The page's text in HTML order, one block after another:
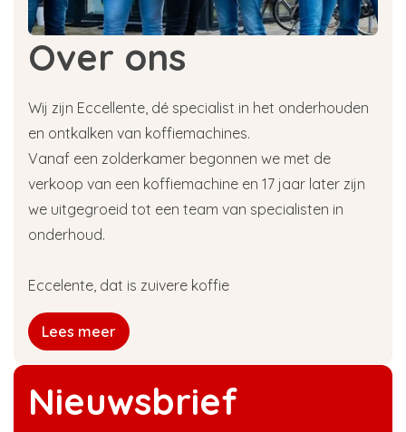
• Vermindert geur- en smaak verstorende
stoffen
• Verwijdert kalk uit het water
• Duurzaam
• Geschikt voor alle waterfilterkannen
Waarom heb je een Brita
waterfilter nodig?
espressomachine heeft vele voordelen. Een van
aanzienlijke hoeveelheid kalk uit het water
zuivert voordat het de machine bereikt.
Kalkafzetting is een veelvoorkomend probleem
bij het gebruik van water in apparaten zoals
espressomachines, en het kan de prestaties van
Nieuwsbrief
Over ons
Wij zijn Eccellente, dé specialist in het onderhouden
en ontkalken van koffiemachines.
Vanaf een zolderkamer begonnen we met de
verkoop van een koffiemachine en 17 jaar later zijn
we uitgegroeid tot een team van specialisten in
onderhoud.
Eccelente, dat is zuivere koffie
Lees meer